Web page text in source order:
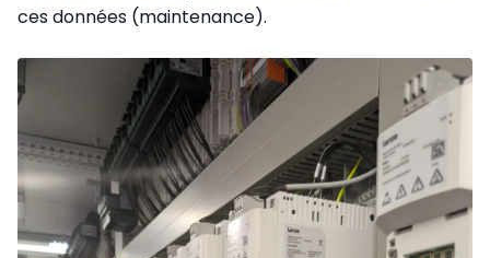
ces données (maintenance).